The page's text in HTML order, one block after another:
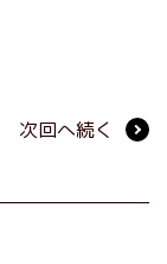
次回へ続く